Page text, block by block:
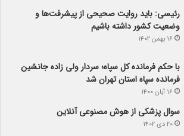
رئیسی: باید روایت صحیحی از پیشرفت‌ها و
وضعیت کشور داشته باشیم
۱۶ بهمن ۱۴۰۲
با حکم فرمانده کل سپاه؛ سردار ولی زاده جانشین
فرمانده سپاه استان تهران شد
۱۶ آبان ۱۴۰۰
سوال پزشکی از هوش مصنوعی آنلاین
۲۰ دی ۱۴۰۲